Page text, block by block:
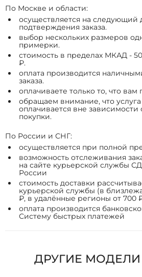
По Москве и области:
осуществляется на следующий
подтверждения заказа.
выбор нескольких размеров
примерки.
стоимость в пределах МКАД -
₽.
оплата производится
заказа.
оплачиваете только то, что
обращаем внимание, что услуга
оплачивается вне
покупки.
По России и СНГ:
осуществляется при полной
возможность отслеживания
на сайте курьерской службы
России
стоимость доставки
курьерской службы (в
₽, в удалённые регионы от 700
оплата производится
Систему быстрых платежей
ДРУГИЕ